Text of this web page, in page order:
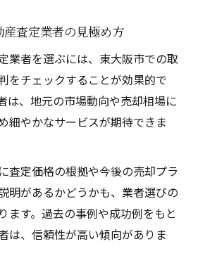
査定業者の見極め方
業者を選ぶには、東大阪市での取
をチェックすることが効果的で
は、地元の市場動向や売却相場に
細やかなサービスが期待できま
査定価格の根拠や今後の売却プラ
明があるかどうかも、業者選びの
ます。過去の事例や成功例をもと
は、信頼性が高い傾向がありま